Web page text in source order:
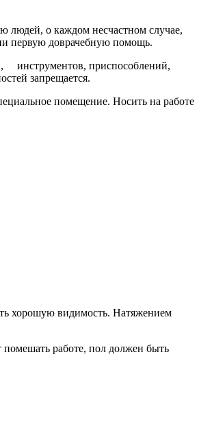
о каждом несчастном случае,
первую доврачебную помощь.
приспособлений,
запрещается.
помещение. Носить на работе
хорошую видимость. Натяжением
работе, пол должен быть